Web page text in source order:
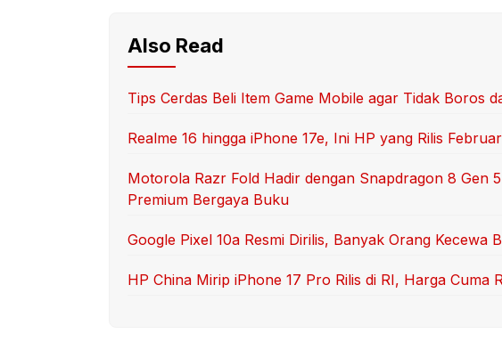
Also Read
Tips Cerdas Beli Item Game Mobile agar Tidak Boros
Realme 16 hingga iPhone 17e, Ini HP yang Rilis
Motorola Razr Fold Hadir dengan Snapdragon 8 Gen
Premium Bergaya Buku
Google Pixel 10a Resmi Dirilis, Banyak Orang Kecewa
HP China Mirip iPhone 17 Pro Rilis di RI, Harga Cuma